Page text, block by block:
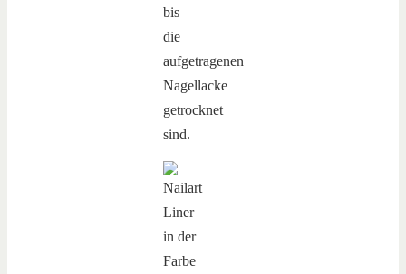
bis
die
aufgetragenen
Nagellacke
getrocknet
sind.